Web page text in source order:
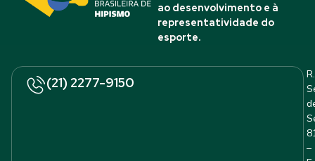
ao desenvolvimento e à
representatividade do
esporte.
(21) 2277-9150
R.
–